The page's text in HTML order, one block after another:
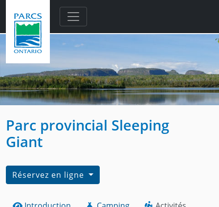
Skip to main content
Parc provincial Sleeping
Giant
Réservez en ligne